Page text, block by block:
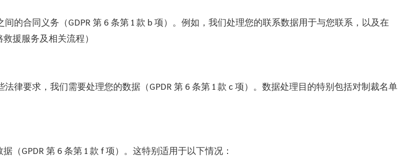
的合同义务（GDPR 第 6 条第 1 款 b 项）。例如，我们处理您的联系数据用于与您联系，以及在
援服务及相关流程）
律要求，我们需要处理您的数据（GPDR 第 6 条第 1 款 c 项）。数据处理目的特别包括对制裁名单
（GPDR 第 6 条第 1 款 f 项）。这特别适用于以下情况：